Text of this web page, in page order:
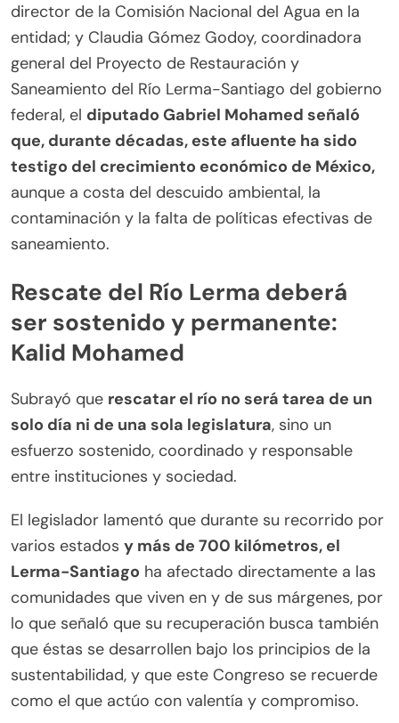
director de la Comisión Nacional del Agua en la
entidad; y Claudia Gómez Godoy, coordinadora
general del Proyecto de Restauración y
Saneamiento del Río Lerma-Santiago del gobierno
federal, el diputado Gabriel Mohamed señaló
que, durante décadas, este afluente ha sido
testigo del crecimiento económico de México,
aunque a costa del descuido ambiental, la
contaminación y la falta de políticas efectivas de
saneamiento.
Rescate del Río Lerma deberá
ser sostenido y permanente:
Kalid Mohamed
Subrayó que rescatar el río no será tarea de un
solo día ni de una sola legislatura, sino un
esfuerzo sostenido, coordinado y responsable
entre instituciones y sociedad.
El legislador lamentó que durante su recorrido por
varios estados y más de 700 kilómetros, el
Lerma-Santiago ha afectado directamente a las
comunidades que viven en y de sus márgenes, por
lo que señaló que su recuperación busca también
que éstas se desarrollen bajo los principios de la
sustentabilidad, y que este Congreso se recuerde
como el que actúo con valentía y compromiso.